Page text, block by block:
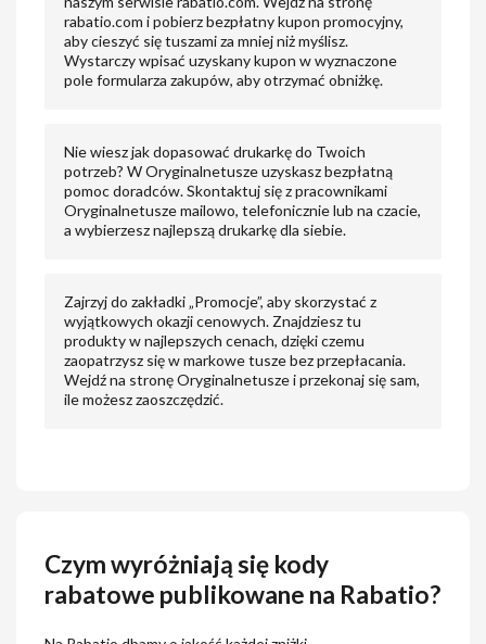
rabatio.com i pobierz bezpłatny kupon promocyjny,
aby cieszyć się tuszami za mniej niż myślisz.
Wystarczy wpisać uzyskany kupon w wyznaczone
pole formularza zakupów, aby otrzymać obniżkę.
Nie wiesz jak dopasować drukarkę do Twoich
potrzeb? W Oryginalnetusze uzyskasz bezpłatną
pomoc doradców. Skontaktuj się z pracownikami
Oryginalnetusze mailowo, telefonicznie lub na czacie,
a wybierzesz najlepszą drukarkę dla siebie.
Zajrzyj do zakładki „Promocje”, aby skorzystać z
wyjątkowych okazji cenowych. Znajdziesz tu
produkty w najlepszych cenach, dzięki czemu
zaopatrzysz się w markowe tusze bez przepłacania.
Wejdź na stronę Oryginalnetusze i przekonaj się sam,
ile możesz zaoszczędzić.
Czym wyróżniają się kody
rabatowe publikowane na Rabatio?